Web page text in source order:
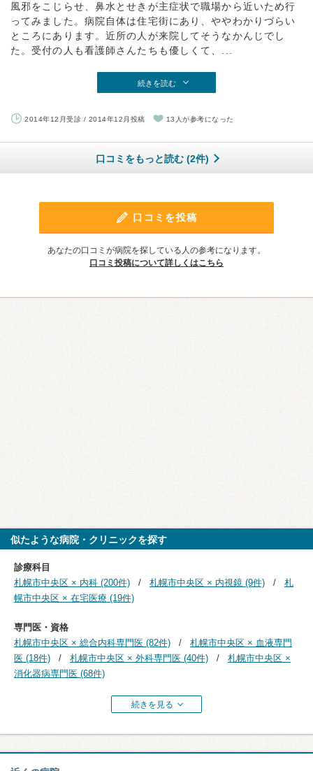
風邪をこじらせ、鼻水とせきが主症状で職場から近いため行
ってみました。病院自体は住宅街にあり、ややわかりづらい
ところにあります。近所の人が来院してそうなかんじでし
た。受付の人も看護師さんたちも優しくて、...
続きを読む
2014年12月受診 / 2014年12月投稿 13人が参考になった
口コミをもっと読む (2件)
口コミを投稿
あなたの口コミが病院を探している人の参考になります。
口コミ投稿について詳しくはこちら
似たような病院・クリニックを探す
診療科目
札幌市中央区 × 内科 (200件)
札幌市中央区 × 内視鏡 (9件)
札
幌市中央区 × 在宅医療 (19件)
専門医・資格
札幌市中央区 × 総合内科専門医 (82件)
札幌市中央区 × 血液専門
医 (18件)
札幌市中央区 × 外科専門医 (40件)
札幌市中央区 ×
消化器病専門医 (68件)
続きを見る